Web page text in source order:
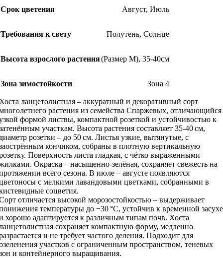
Срок цветения Август, Июль
Требования к свету Полутень, Солнце
Высота взрослого растения(Размер М), 35-40см
Зона зимостойкости Зона 4
ланцетолистная – аккуратный и декоративный сорт
растения из семейства Спаржевых, отличающийся
формой листвы, компактной розеткой и устойчивостью к
участкам. Высота растения составляет 35-40 см,
розетки – до 50 см. Листья узкие, вытянутые, с
кончиком, собраны в плотную вертикальную
Поверхность листа гладкая, с чётко выраженными
Окраска – насыщенно-зелёная, сохраняет свежесть на
всего сезона. В июле – августе появляются
с мелкими лавандовыми цветками, собранными в
соцветия.
отличается высокой морозостойкостью – выдерживает
температуры до −30 °C, устойчив к временной засухе
хорошо адаптируется к различным типам почв. Хоста
сохраняет компактную форму, медленно
и не требует частого деления. Подходит для
участков с ограниченным пространством, теневых
и контейнерного выращивания.